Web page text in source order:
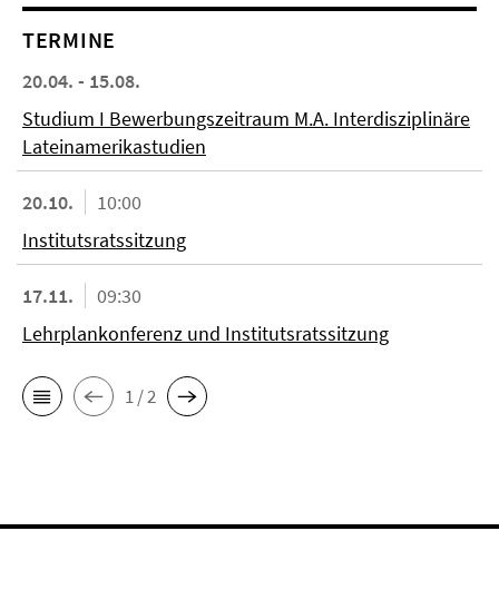
TERMINE
20.04. - 15.08.
Studium I Bewerbungszeitraum M.A. Interdisziplinäre
Lateinamerikastudien
20.10.
10:00
Institutsratssitzung
17.11.
09:30
Lehrplankonferenz und Institutsratssitzung
1 / 2